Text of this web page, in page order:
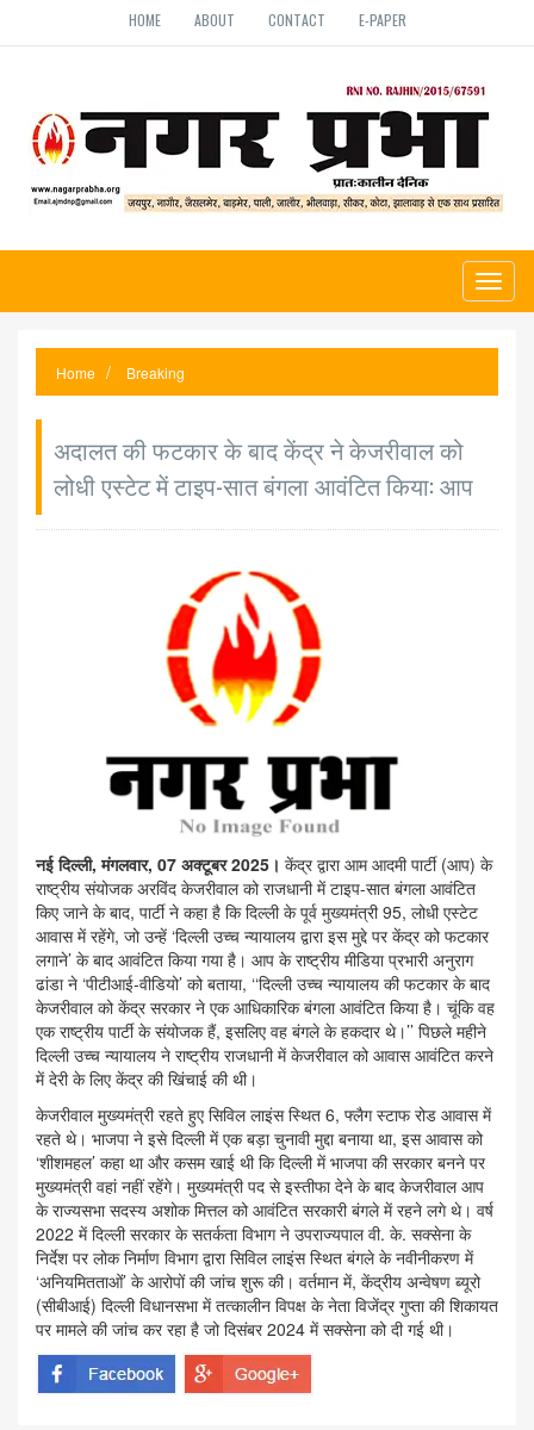
HOME ABOUT CONTACT E-PAPER
Home Breaking
अदालत की फटकार के बाद केंद्र ने केजरीवाल को
लोधी एस्टेट में टाइप-सात बंगला आवंटित किया: आप
नई दिल्ली, मंगलवार, 07 अक्टूबर 2025। केंद्र द्वारा आम आदमी पार्टी (आप) के
राष्ट्रीय संयोजक अरविंद केजरीवाल को राजधानी में टाइप-सात बंगला आवंटित
किए जाने के बाद, पार्टी ने कहा है कि दिल्ली के पूर्व मुख्यमंत्री 95, लोधी एस्टेट
आवास में रहेंगे, जो उन्हें ‘दिल्ली उच्च न्यायालय द्वारा इस मुद्दे पर केंद्र को फटकार
लगाने’ के बाद आवंटित किया गया है। आप के राष्ट्रीय मीडिया प्रभारी अनुराग
ढांडा ने ‘पीटीआई-वीडियो’ को बताया, ‘‘दिल्ली उच्च न्यायालय की फटकार के बाद
केजरीवाल को केंद्र सरकार ने एक आधिकारिक बंगला आवंटित किया है। चूंकि वह
एक राष्ट्रीय पार्टी के संयोजक हैं, इसलिए वह बंगले के हकदार थे।’’ पिछले महीने
दिल्ली उच्च न्यायालय ने राष्ट्रीय राजधानी में केजरीवाल को आवास आवंटित करने
में देरी के लिए केंद्र की खिंचाई की थी।
केजरीवाल मुख्यमंत्री रहते हुए सिविल लाइंस स्थित 6, फ्लैग स्टाफ रोड आवास में
रहते थे। भाजपा ने इसे दिल्ली में एक बड़ा चुनावी मुद्दा बनाया था, इस आवास को
‘शीशमहल’ कहा था और कसम खाई थी कि दिल्ली में भाजपा की सरकार बनने पर
मुख्यमंत्री वहां नहीं रहेंगे। मुख्यमंत्री पद से इस्तीफा देने के बाद केजरीवाल आप
के राज्यसभा सदस्य अशोक मित्तल को आवंटित सरकारी बंगले में रहने लगे थे। वर्ष
2022 में दिल्ली सरकार के सतर्कता विभाग ने उपराज्यपाल वी. के. सक्सेना के
निर्देश पर लोक निर्माण विभाग द्वारा सिविल लाइंस स्थित बंगले के नवीनीकरण में
‘अनियमितताओं’ के आरोपों की जांच शुरू की। वर्तमान में, केंद्रीय अन्वेषण ब्यूरो
(सीबीआई) दिल्ली विधानसभा में तत्कालीन विपक्ष के नेता विजेंद्र गुप्ता की शिकायत
पर मामले की जांच कर रहा है जो दिसंबर 2024 में सक्सेना को दी गई थी।